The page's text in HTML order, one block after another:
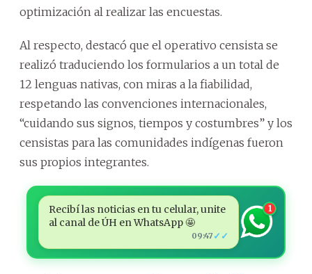
optimización al realizar las encuestas.
Al respecto, destacó que el operativo censista se
realizó traduciendo los formularios a un total de
12 lenguas nativas, con miras a la fiabilidad,
respetando las convenciones internacionales,
“cuidando sus signos, tiempos y costumbres” y los
censistas para las comunidades indígenas fueron
sus propios integrantes.
Recibí las noticias en tu celular, unite
al canal de ÚH en WhatsApp 🤩
09:47 ✓✓
1